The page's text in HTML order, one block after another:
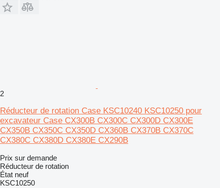
2
Réducteur de rotation Case KSC10240 KSC10250 pour
excavateur Case CX300B CX300C CX300D CX300E
CX350B CX350C CX350D CX360B CX370B CX370C
CX380C CX380D CX380E CX290B
Prix sur demande
Réducteur de rotation
État neuf
KSC10250